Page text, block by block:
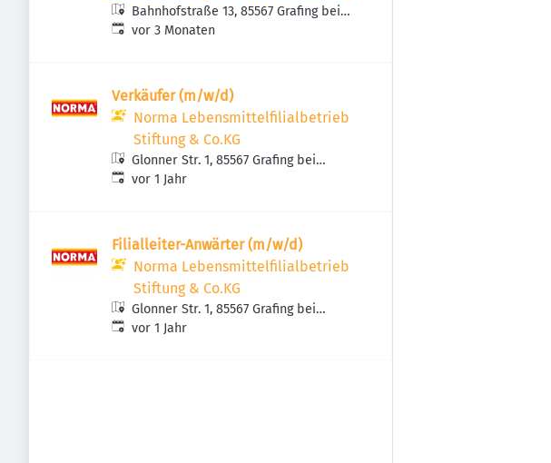
Bahnhofstraße 13, 85567 Grafing bei
München, Deutschland
Veröffentlicht:
vor 3 Monaten
Verkäufer (m/w/d)
Norma Lebensmittelfilialbetrieb
Stiftung & Co.KG
Glonner Str. 1, 85567 Grafing bei
München, Deutschland
Veröffentlicht
vor 1 Jahr
Filialleiter-Anwärter (m/w/d)
Norma Lebensmittelfilialbetrieb
Stiftung & Co.KG
Glonner Str. 1, 85567 Grafing bei
München, Deutschland
Veröffentlicht
vor 1 Jahr